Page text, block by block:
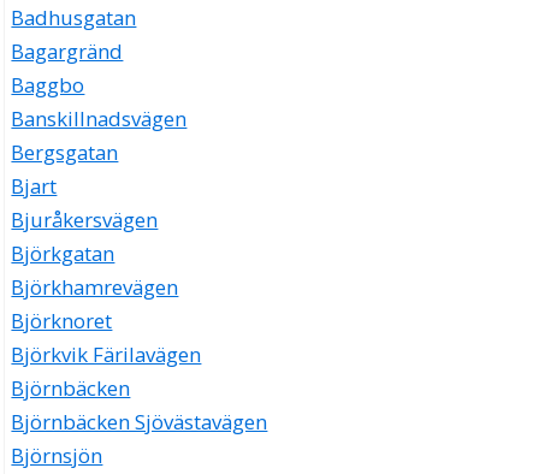
Badhusgatan
Bagargränd
Baggbo
Banskillnadsvägen
Bergsgatan
Bjart
Bjuråkersvägen
Björkgatan
Björkhamrevägen
Björknoret
Björkvik Färilavägen
Björnbäcken
Björnbäcken Sjövästavägen
Björnsjön